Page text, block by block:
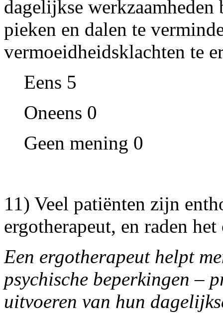
dagelijkse
pieken en dalen te
vermoeidheidsklachten te
Eens 5
Oneens 0
Geen mening 0
11) Veel patiënten zijn
ergotherapeut, en raden
Een ergotherapeut helpt
psychische beperkingen –
uitvoeren van hun